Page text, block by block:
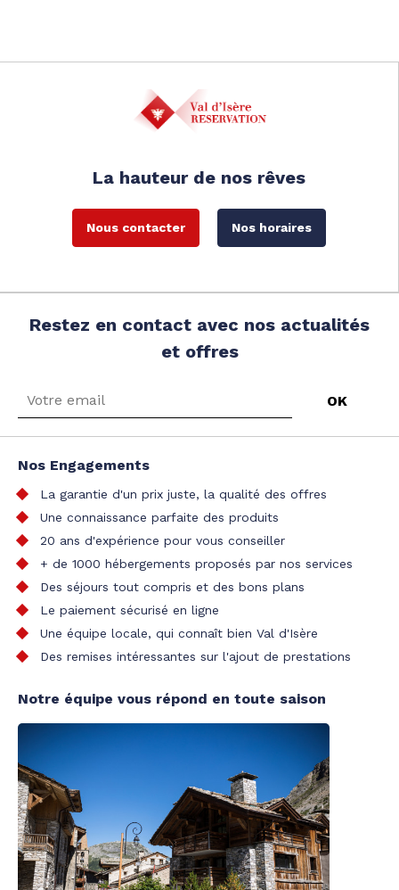
La hauteur de nos rêves
Nous contacter Nos horaires
Restez en contact avec nos actualités
et offres
Nos Engagements
La garantie d'un prix juste, la qualité des offres
Une connaissance parfaite des produits
20 ans d'expérience pour vous conseiller
+ de 1000 hébergements proposés par nos services
Des séjours tout compris et des bons plans
Le paiement sécurisé en ligne
Une équipe locale, qui connaît bien Val d'Isère
Des remises intéressantes sur l'ajout de prestations
Notre équipe vous répond en toute saison